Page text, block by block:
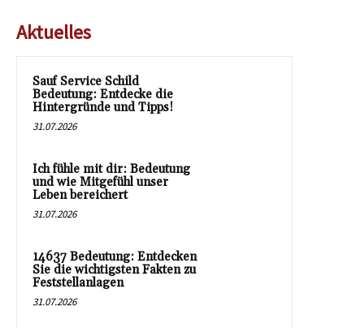
Aktuelles
Sauf Service Schild
Bedeutung: Entdecke die
Hintergründe und Tipps!
31.07.2026
Ich fühle mit dir: Bedeutung
und wie Mitgefühl unser
Leben bereichert
31.07.2026
14637 Bedeutung: Entdecken
Sie die wichtigsten Fakten zu
Feststellanlagen
31.07.2026